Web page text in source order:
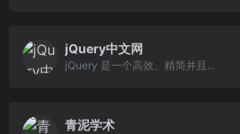
jQuery中文网
jQuery 是一个高效、精简并且...
青泥学术